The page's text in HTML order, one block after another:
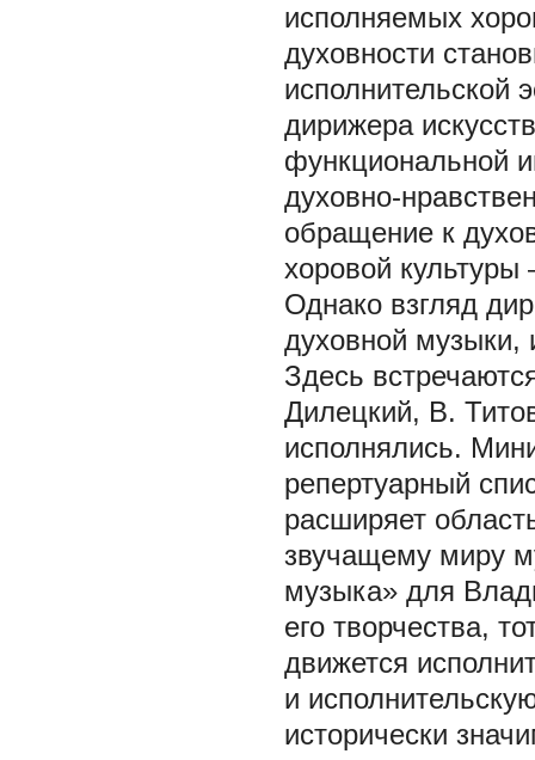
исполняемых
духовности
исполнительской
дирижера
функциональной
духовно-
обращение к
хоровой
Однако взгляд
духовной
Здесь
Дилецкий, В.
исполнялись.
репертуарный
расширяет
звучащему миру
музыка» для
его творчества,
движется
и
исторически